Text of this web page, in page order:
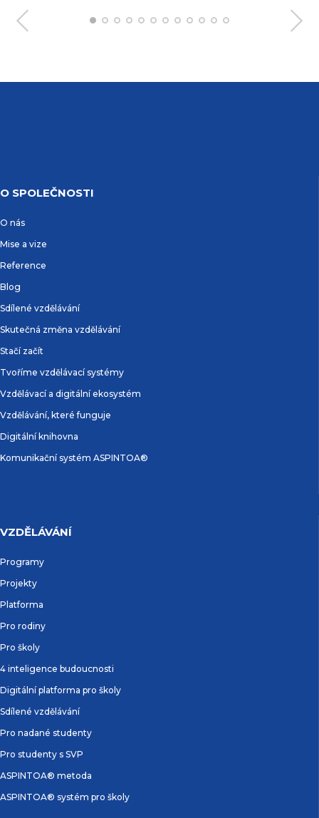
O SPOLEČNOSTI
O nás
Mise a vize
Reference
Blog
Sdílené vzdělávání
Skutečná změna vzdělávání
Stačí začít
Tvoříme vzdělávací systémy
Vzdělávací a digitální ekosystém
Vzdělávání, které funguje
Digitální knihovna
Komunikační systém ASPINTOA®
VZDĚLÁVÁNÍ
Programy
Projekty
Platforma
Pro rodiny
Pro školy
4 inteligence budoucnosti
Digitální platforma pro školy
Sdílené vzdělávání
Pro nadané studenty
Pro studenty s SVP
ASPINTOA® metoda
ASPINTOA® systém pro školy